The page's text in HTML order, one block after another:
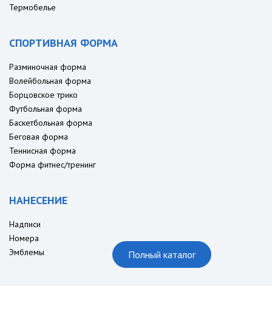
Термобелье
СПОРТИВНАЯ ФОРМА
Разминочная форма
Волейбольная форма
Борцовское трико
Футбольная форма
Баскетбольная форма
Беговая форма
Теннисная форма
Форма фитнес/тренинг
НАНЕСЕНИЕ
Надписи
Номера
Эмблемы
Полный каталог